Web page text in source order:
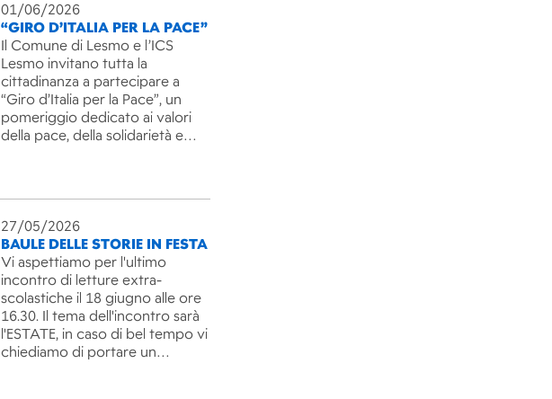
01/06/2026
“GIRO D’ITALIA PER LA PACE”
Il Comune di Lesmo e l’ICS
Lesmo invitano tutta la
cittadinanza a partecipare a
“Giro d’Italia per la Pace”, un
pomeriggio dedicato ai valori
della pace, della solidarietà e…
27/05/2026
BAULE DELLE STORIE IN FESTA
Vi aspettiamo per l'ultimo
incontro di letture extra-
scolastiche il 18 giugno alle ore
16.30. Il tema dell'incontro sarà
l'ESTATE, in caso di bel tempo vi
chiediamo di portare un…